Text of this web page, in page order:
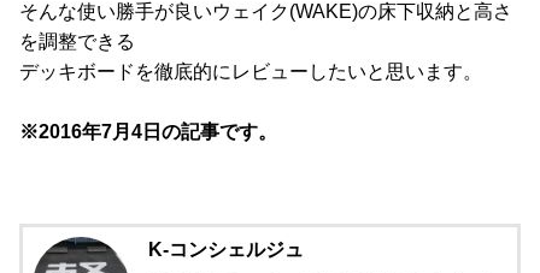
そんな使い勝手が良いウェイク(WAKE)の床下収納と高さ
を調整できる
デッキボードを徹底的にレビューしたいと思います。
※2016年7月4日の記事です。
K-コンシェルジュ